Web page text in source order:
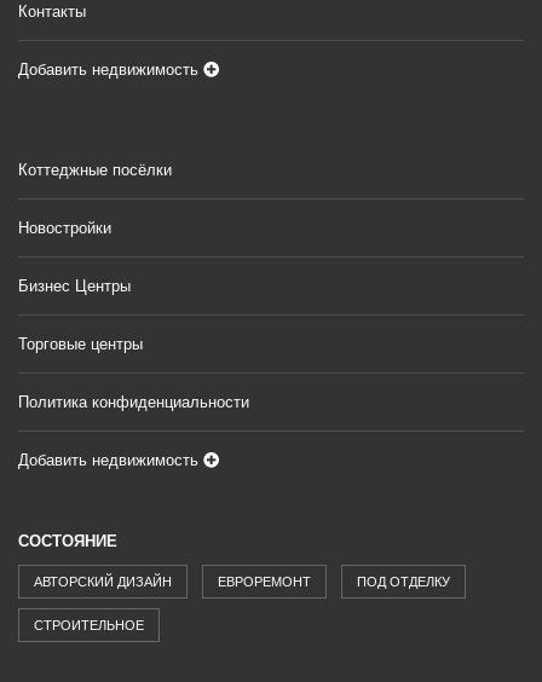
Контакты
Добавить недвижимость
Коттеджные посёлки
Новостройки
Бизнес Центры
Торговые центры
Политика конфиденциальности
Добавить недвижимость
СОСТОЯНИЕ
АВТОРСКИЙ ДИЗАЙН ЕВРОРЕМОНТ ПОД ОТДЕЛКУ
СТРОИТЕЛЬНОЕ